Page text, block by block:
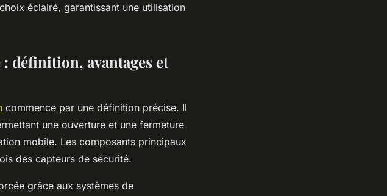
éclairé, garantissant une utilisation
définition, avantages et
commence par une définition précise. Il
une ouverture et une fermeture
mobile. Les composants principaux
des capteurs de sécurité.
grâce aux systèmes de